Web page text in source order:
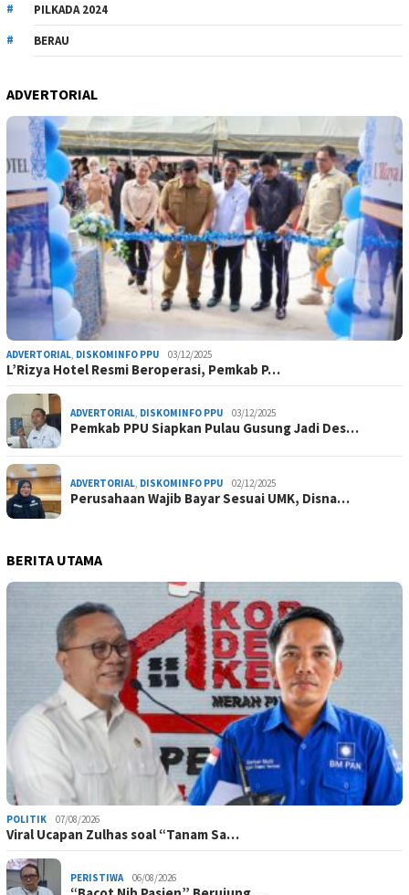
PILKADA 2024
BERAU
ADVERTORIAL
ADVERTORIAL DISKOMINFO PPU 03/12/2025
L’Rizya Hotel Resmi Beroperasi, Pemkab P…
ADVERTORIAL DISKOMINFO PPU 03/12/2025
Pemkab PPU Siapkan Pulau Gusung Jadi Des…
ADVERTORIAL DISKOMINFO PPU 02/12/2025
Perusahaan Wajib Bayar Sesuai UMK, Disna…
BERITA UTAMA
POLITIK 07/08/2026
Viral Ucapan Zulhas soal “Tanam Sa…
PERISTIWA 06/08/2026